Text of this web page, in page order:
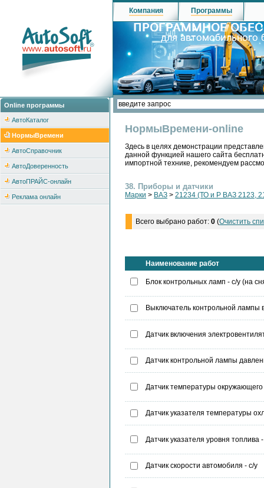
Online программы
АвтоКаталог
НормыВремени
АвтоСправочник
АвтоДоверенность
АвтоПРАЙС-онлайн
Реклама онлайн
Компания Программы
НормыВремени-online
Здесь в целях демонстрации
данной функцией нашего сайта
импортной технике, рекомендуем
38. Приборы и датчики
Марки > ВАЗ > 21234 (ТО и Р ВАЗ 2123,
Всего выбрано работ: 0 (Очистить
Наименование работ
Блок контрольных ламп - с/у (на
Выключатель контрольной лампы
Датчик включения
Датчик контрольной лампы
Датчик температуры окружающего
Датчик указателя температуры
Датчик указателя уровня топлива
Датчик скорости автомобиля - с/у